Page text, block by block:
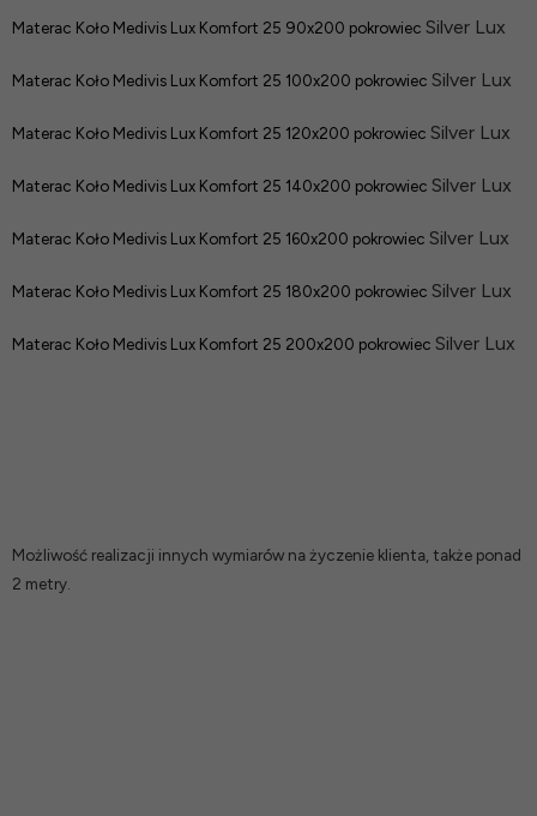
Materac Koło Medivis Lux Komfort 25 90x200 pokrowiec Silver Lux
Materac Koło Medivis Lux Komfort 25 100x200 pokrowiec Silver Lux
Materac Koło Medivis Lux Komfort 25 120x200 pokrowiec Silver Lux
Materac Koło Medivis Lux Komfort 25 140x200 pokrowiec Silver Lux
Materac Koło Medivis Lux Komfort 25 160x200 pokrowiec Silver Lux
Materac Koło Medivis Lux Komfort 25 180x200 pokrowiec Silver Lux
Materac Koło Medivis Lux Komfort 25 200x200 pokrowiec Silver Lux
Możliwość realizacji innych wymiarów na życzenie klienta, także ponad
2 metry.